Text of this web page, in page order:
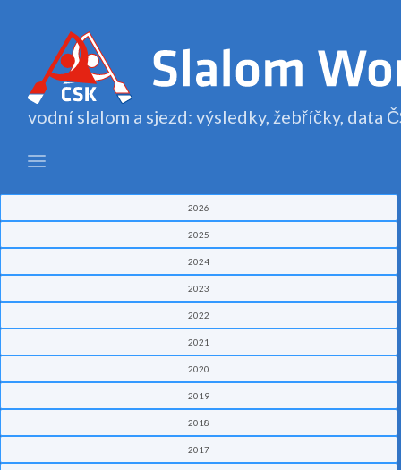
vodní slalom a sjezd: výsledky, žebříčky, data
2026
2025
2024
2023
2022
2021
2020
2019
2018
2017